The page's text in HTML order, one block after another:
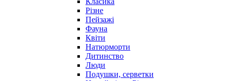
Різне
Пейзажі
Фауна
Квіти
Натюрморти
Дитинство
Люди
Подушки, серветки